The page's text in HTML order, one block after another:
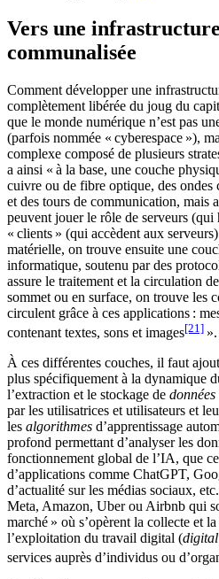
Vers une
communalisée
Comment développer une
complètement libérée du joug du
que le monde numérique n’est pas
(parfois nommée « cyberespace »),
complexe composé de plusieurs
a ainsi « à la base, une couche
cuivre ou de fibre optique, des ondes
et des tours de communication, mais
peuvent jouer le rôle de serveurs
« clients » (qui accèdent aux
matérielle, on trouve ensuite une
informatique, soutenu par des
assure le traitement et la circulation
sommet ou en surface, on trouve les
circulent grâce à ces applications :
contenant textes, sons et images[21] ».
À ces différentes couches, il faut
plus spécifiquement à la dynamique
l’extraction et le stockage de données
par les utilisatrices et utilisateurs et
les algorithmes d’apprentissage
profond permettant d’analyser les
fonctionnement global de l’IA, que
d’applications comme ChatGPT,
d’actualité sur les médias sociaux,
Meta, Amazon, Uber ou Airbnb qui
marché » où s’opèrent la collecte et
l’exploitation du travail digital (
services auprès d’individus ou